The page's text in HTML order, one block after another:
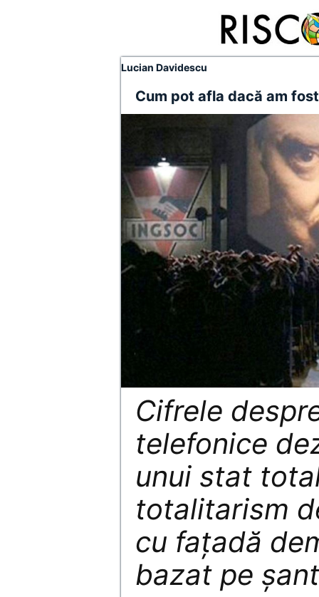
Lucian Davidescu
Cum pot afla dacă am
Cifrele
telefonice
unui stat
totalitarism
cu fațadă
bazat pe